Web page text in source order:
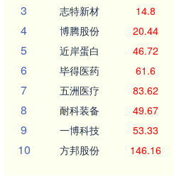
3 志特新材 14.8
4 博腾股份 20.44
5 近岸蛋白 46.72
6 毕得医药 61.6
7 五洲医疗 83.62
8 耐科装备 49.67
9 一博科技 53.33
10 方邦股份 146.16